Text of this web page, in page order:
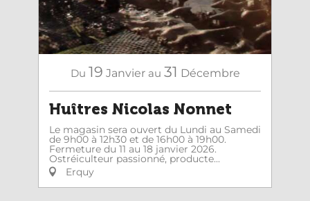
Du 19 Janvier au 31 Décembre
Huîtres Nicolas Nonnet
Le magasin sera ouvert du Lundi au Samedi
de 9h00 à 12h30 et de 16h00 à 19h00.
Fermeture du 11 au 18 janvier 2026.
Ostréiculteur passionné, producte...
Erquy